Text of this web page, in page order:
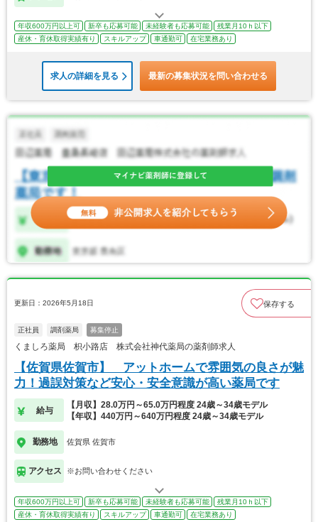
年収600万円以上可 新卒も応募可能 未経験者も応募可能
残業月10ｈ以下
産休・育休取得実績有り
スキルアップ 車通勤可 在宅業務あり
求人の詳細を見る 最新の募集状況を問い合わせる
更新日：2026年5月18日 保存する
正社員 調剤薬局 募集停止
くましろ薬局 枳小路店 株式会社神代薬局の薬剤師求人
【佐賀県佐賀市】 アットホームで雰囲気の良さが魅
力！過誤対策など安心・安全意識が高い薬局です
給与
【月収】28.0万円～65.0万円程度 24歳～34歳モデル
【年収】440万円～640万円程度 24歳～34歳モデル
勤務地 佐賀県 佐賀市
アクセス ※お問い合わせください
年収600万円以上可 新卒も応募可能 未経験者も応募可能
残業月10ｈ以下
産休・育休取得実績有り
スキルアップ 車通勤可 在宅業務あり